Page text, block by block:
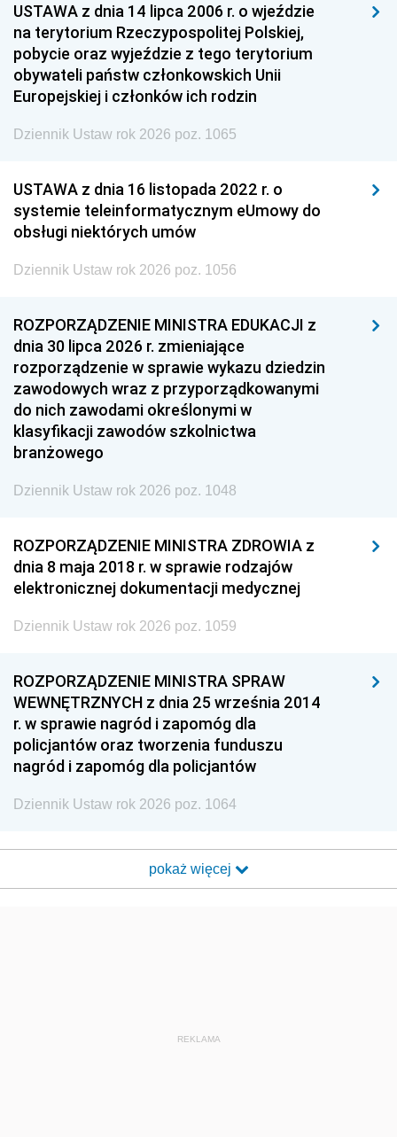
USTAWA z dnia 14 lipca 2006 r. o wjeździe
na terytorium Rzeczypospolitej Polskiej,
pobycie oraz wyjeździe z tego terytorium
obywateli państw członkowskich Unii
Europejskiej i członków ich rodzin
Dziennik Ustaw rok 2026 poz. 1065
USTAWA z dnia 16 listopada 2022 r. o
systemie teleinformatycznym eUmowy do
obsługi niektórych umów
Dziennik Ustaw rok 2026 poz. 1056
ROZPORZĄDZENIE MINISTRA EDUKACJI z
dnia 30 lipca 2026 r. zmieniające
rozporządzenie w sprawie wykazu dziedzin
zawodowych wraz z przyporządkowanymi
do nich zawodami określonymi w
klasyfikacji zawodów szkolnictwa
branżowego
Dziennik Ustaw rok 2026 poz. 1048
ROZPORZĄDZENIE MINISTRA ZDROWIA z
dnia 8 maja 2018 r. w sprawie rodzajów
elektronicznej dokumentacji medycznej
Dziennik Ustaw rok 2026 poz. 1059
ROZPORZĄDZENIE MINISTRA SPRAW
WEWNĘTRZNYCH z dnia 25 września 2014
r. w sprawie nagród i zapomóg dla
policjantów oraz tworzenia funduszu
nagród i zapomóg dla policjantów
Dziennik Ustaw rok 2026 poz. 1064
pokaż więcej
REKLAMA